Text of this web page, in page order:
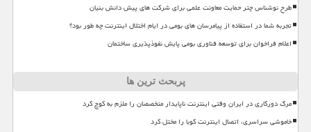
طرح نوشناس چتر حمایت معاونت علمی برای شرکت های پیش دانش بنیان
تجربه شما در استفاده از پیامرسان های بومی در ایام اختلال اینترنت چه طور بود؟
اعلام فراخوان برای توسعه فناوری بومی پایش نفوذپذیری ساختمان
پربحث ترین ها
مرگ دورکاری در ایران وقتی اینترنت ناپایدار متخصصان را ملزم به کوچ کرد
خاموشی سراسری، اتصال اینترنت کوبا را مختل کرد